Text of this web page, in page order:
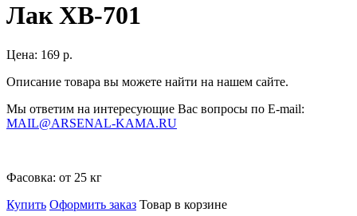
Лак ХВ-701
Цена: 169 р.
Описание товара вы можете найти на нашем сайте.
Мы ответим на интересующие Вас вопросы по E-mail:
MAIL@ARSENAL-KAMA.RU
Фасовка: от 25 кг
Купить Оформить заказ Товар в корзине